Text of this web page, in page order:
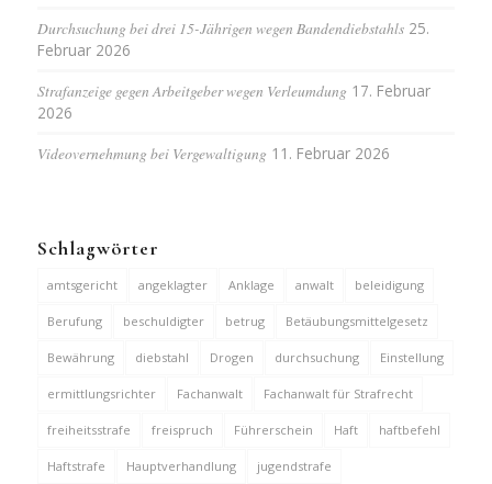
Durchsuchung bei drei 15-Jährigen wegen Bandendiebstahls 25.
Februar 2026
Strafanzeige gegen Arbeitgeber wegen Verleumdung 17. Februar
2026
Videovernehmung bei Vergewaltigung 11. Februar 2026
Schlagwörter
amtsgericht angeklagter Anklage anwalt beleidigung
Berufung beschuldigter betrug Betäubungsmittelgesetz
Bewährung diebstahl Drogen durchsuchung Einstellung
ermittlungsrichter Fachanwalt Fachanwalt für Strafrecht
freiheitsstrafe freispruch Führerschein Haft haftbefehl
Haftstrafe Hauptverhandlung jugendstrafe